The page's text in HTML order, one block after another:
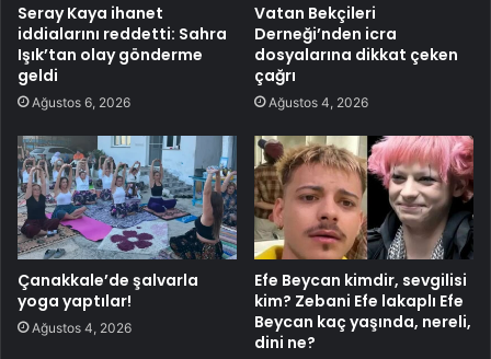
Seray Kaya ihanet
iddialarını reddetti: Sahra
Işık’tan olay gönderme
geldi
Ağustos 6, 2026
Vatan Bekçileri
Derneği’nden icra
dosyalarına dikkat çeken
çağrı
Ağustos 4, 2026
Çanakkale’de şalvarla
yoga yaptılar!
Ağustos 4, 2026
Efe Beycan kimdir, sevgilisi
kim? Zebani Efe lakaplı Efe
Beycan kaç yaşında, nereli,
dini ne?